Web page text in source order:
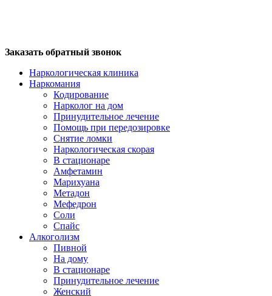
Заказать обратный звонок
Наркологическая клиника
Наркомания
Кодирование
Нарколог на дом
Принудительное лечение
Помощь при передозировке
Снятие ломки
Наркологическая скорая
В стационаре
Амфетамин
Марихуана
Метадон
Мефедрон
Соли
Спайс
Алкоголизм
Пивной
На дому
В стационаре
Принудительное лечение
Женский